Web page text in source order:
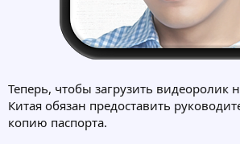
Теперь, чтобы загрузить видеоролик
Китая обязан предоставить
копию паспорта.